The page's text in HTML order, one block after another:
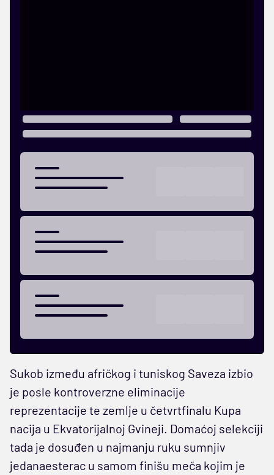
Sukob između afričkog i tuniskog Saveza izbio
je posle kontroverzne eliminacije
reprezentacije te zemlje u četvrtfinalu Kupa
nacija u Ekvatorijalnoj Gvineji. Domaćoj selekciji
tada je dosuđen u najmanju ruku sumnjiv
jedanaesterac u samom finišu meča kojim je